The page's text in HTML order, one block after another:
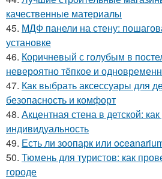
качественные материалы
45. МДФ панели на стену:
установке
46. Коричневый с голубым в
невероятно тёпкое и
47. Как выбрать аксессуары для
безопасность и комфорт
48. Акцентная стена в детской:
индивидуальность
49. Есть ли зоопарк или
50. Тюмень для туристов: как
городе